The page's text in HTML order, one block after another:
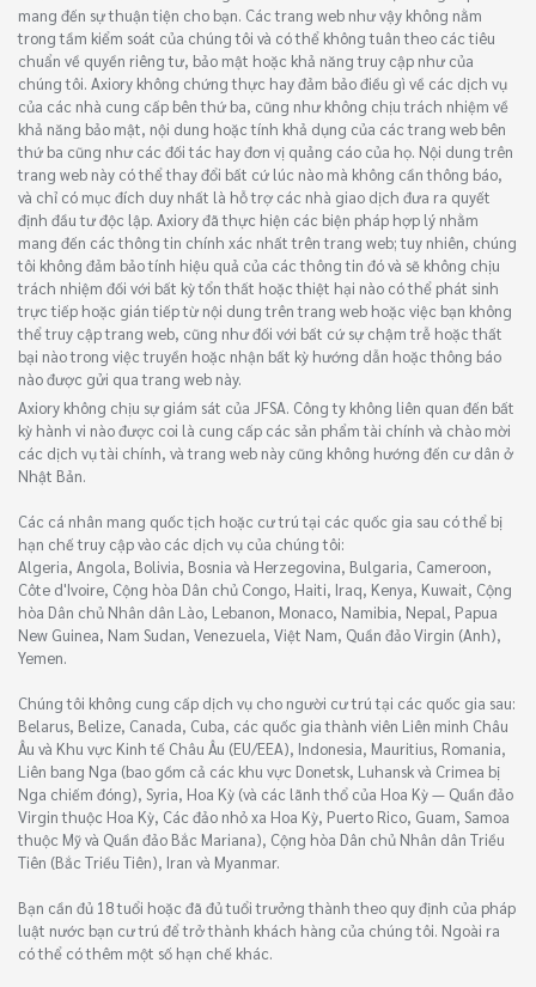
mang đến sự thuận tiện cho bạn. Các trang web như vậy không nằm
trong tầm kiểm soát của chúng tôi và có thể không tuân theo các tiêu
chuẩn về quyền riêng tư, bảo mật hoặc khả năng truy cập như của
chúng tôi. Axiory không chứng thực hay đảm bảo điều gì về các dịch vụ
của các nhà cung cấp bên thứ ba, cũng như không chịu trách nhiệm về
khả năng bảo mật, nội dung hoặc tính khả dụng của các trang web bên
thứ ba cũng như các đối tác hay đơn vị quảng cáo của họ. Nội dung trên
trang web này có thể thay đổi bất cứ lúc nào mà không cần thông báo,
và chỉ có mục đích duy nhất là hỗ trợ các nhà giao dịch đưa ra quyết
định đầu tư độc lập. Axiory đã thực hiện các biện pháp hợp lý nhằm
mang đến các thông tin chính xác nhất trên trang web; tuy nhiên, chúng
tôi không đảm bảo tính hiệu quả của các thông tin đó và sẽ không chịu
trách nhiệm đối với bất kỳ tổn thất hoặc thiệt hại nào có thể phát sinh
trực tiếp hoặc gián tiếp từ nội dung trên trang web hoặc việc bạn không
thể truy cập trang web, cũng như đối với bất cứ sự chậm trễ hoặc thất
bại nào trong việc truyền hoặc nhận bất kỳ hướng dẫn hoặc thông báo
nào được gửi qua trang web này.
Axiory không chịu sự giám sát của JFSA. Công ty không liên quan đến bất
kỳ hành vi nào được coi là cung cấp các sản phẩm tài chính và chào mời
các dịch vụ tài chính, và trang web này cũng không hướng đến cư dân ở
Nhật Bản.
Các cá nhân mang quốc tịch hoặc cư trú tại các quốc gia sau có thể bị
hạn chế truy cập vào các dịch vụ của chúng tôi:
Algeria, Angola, Bolivia, Bosnia và Herzegovina, Bulgaria, Cameroon,
Côte d'Ivoire, Cộng hòa Dân chủ Congo, Haiti, Iraq, Kenya, Kuwait, Cộng
hòa Dân chủ Nhân dân Lào, Lebanon, Monaco, Namibia, Nepal, Papua
New Guinea, Nam Sudan, Venezuela, Việt Nam, Quần đảo Virgin (Anh),
Yemen.
Chúng tôi không cung cấp dịch vụ cho người cư trú tại các quốc gia sau:
Belarus, Belize, Canada, Cuba, các quốc gia thành viên Liên minh Châu
Âu và Khu vực Kinh tế Châu Âu (EU/EEA), Indonesia, Mauritius, Romania,
Liên bang Nga (bao gồm cả các khu vực Donetsk, Luhansk và Crimea bị
Nga chiếm đóng), Syria, Hoa Kỳ (và các lãnh thổ của Hoa Kỳ — Quần đảo
Virgin thuộc Hoa Kỳ, Các đảo nhỏ xa Hoa Kỳ, Puerto Rico, Guam, Samoa
thuộc Mỹ và Quần đảo Bắc Mariana), Cộng hòa Dân chủ Nhân dân Triều
Tiên (Bắc Triều Tiên), Iran và Myanmar.
Bạn cần đủ 18 tuổi hoặc đã đủ tuổi trưởng thành theo quy định của pháp
luật nước bạn cư trú để trở thành khách hàng của chúng tôi. Ngoài ra
có thể có thêm một số hạn chế khác.